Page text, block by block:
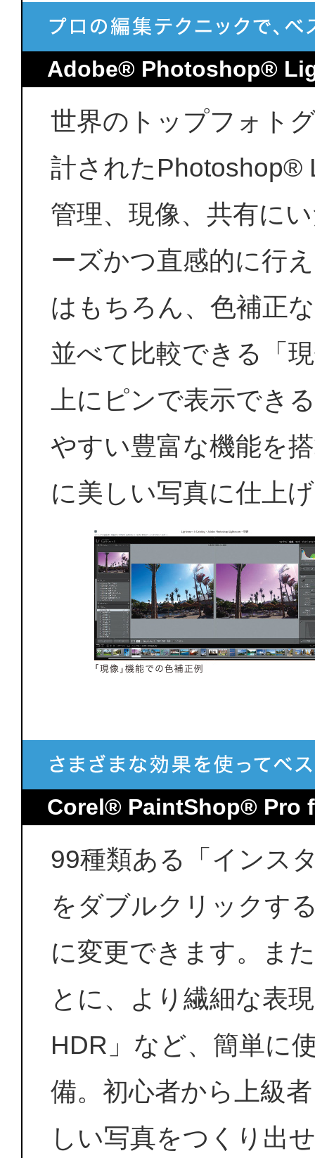
Adobe® Photoshop®
世界のトップフォト
計されたPhotoshop®
管理、現像、共有に
ーズかつ直感的に行
はもちろん、色補正
並べて比較できる「
上にピンで表示でき
やすい豊富な機能を
に美しい写真に仕上
Corel® PaintShop® Pro
99種類ある「インス
をダブルクリックす
に変更できます。ま
とに、より繊細な表
HDR」など、簡単に
備。初心者から上級
しい写真をつくり出